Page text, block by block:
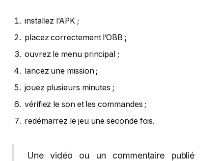
installez l’APK ;
placez correctement l’OBB ;
ouvrez le menu principal ;
lancez une mission ;
jouez plusieurs minutes ;
vérifiez le son et les commandes ;
redémarrez le jeu une seconde fois.
Une vidéo ou un commentaire publié